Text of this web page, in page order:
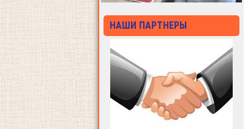
НАШИ ПАРТНЕРЫ